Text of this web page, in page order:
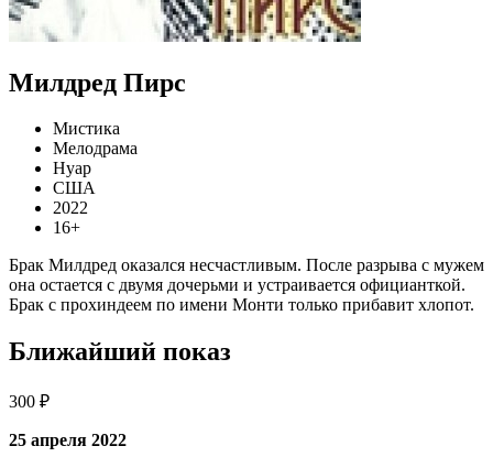
Милдред Пирс
Мистика
Мелодрама
Нуар
США
2022
16+
Брак Милдред оказался несчастливым. После разрыва с мужем
она остается с двумя дочерьми и устраивается официанткой.
Брак с прохиндеем по имени Монти только прибавит хлопот.
Ближайший показ
300 ₽
25 апреля 2022